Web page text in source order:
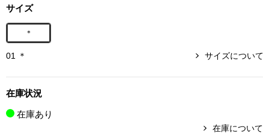
サイズ
＊
01 ＊ サイズについて
在庫状況
在庫あり
在庫について